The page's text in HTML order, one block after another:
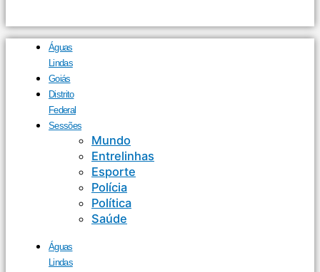
Águas
Lindas
Goiás
Distrito
Federal
Sessões
Mundo
Entrelinhas
Esporte
Polícia
Política
Saúde
Águas
Lindas